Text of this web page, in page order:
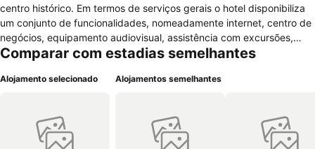
centro histórico. Em termos de serviços gerais o hotel disponibiliza
um conjunto de funcionalidades, nomeadamente internet, centro de
negócios, equipamento audiovisual, assistência com excursões,
serviços de casamento, casa de câmbio e instalações para eventos
facilidades para serviços de banquete. Para actividades de lazer o
da restauração este hotel possui bar, restaurante e bar na beira da
piscina. O hotel possui 200 quartos todos equipados com televisão
Comparar com estadias semelhantes
Alojamento selecionado Alojamentos semelhantes